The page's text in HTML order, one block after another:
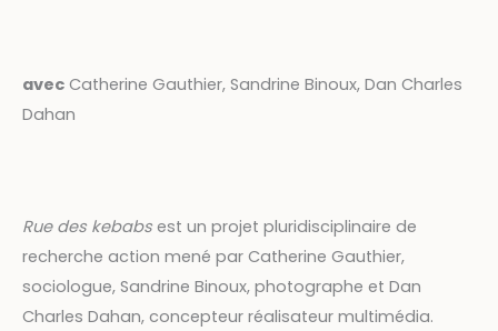
avec Catherine Gauthier, Sandrine Binoux, Dan Charles
Dahan
Rue des kebabs est un projet pluridisciplinaire de
recherche action mené par Catherine Gauthier,
sociologue, Sandrine Binoux, photographe et Dan
Charles Dahan, concepteur réalisateur multimédia.